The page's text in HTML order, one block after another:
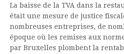
La baisse de la TVA dans la
était une mesure de justice
nombreuses entreprises, de
époque où les remises aux
par Bruxelles plombent la